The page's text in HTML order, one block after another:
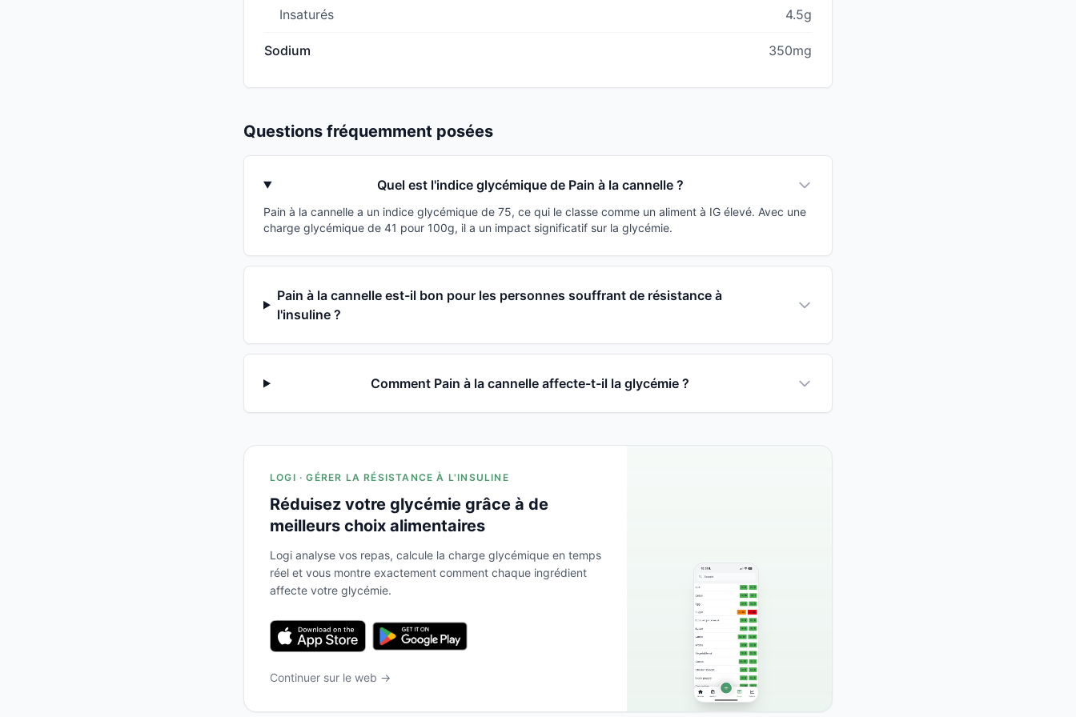
Insaturés 4.5g
Sodium 350mg
Questions fréquemment posées
Quel est l'indice glycémique de Pain à la cannelle ?
Pain à la cannelle a un indice glycémique de 75, ce qui le classe comme un aliment à IG élevé. Avec une
charge glycémique de 41 pour 100g, il a un impact significatif sur la glycémie.
Pain à la cannelle est-il bon pour les personnes souffrant de résistance à
l'insuline ?
Comment Pain à la cannelle affecte-t-il la glycémie ?
LOGI · GÉRER LA RÉSISTANCE À L'INSULINE
Réduisez votre glycémie grâce à de
meilleurs choix alimentaires
Logi analyse vos repas, calcule la charge glycémique en temps
réel et vous montre exactement comment chaque ingrédient
affecte votre glycémie.
Continuer sur le web →